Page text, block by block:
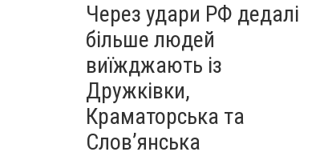
Через удари РФ дедалі
більше людей
виїжджають із
Дружківки,
Краматорська та
Слов’янська